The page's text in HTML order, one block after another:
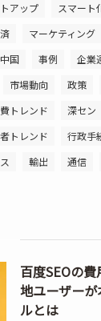
アップ スマート
マーケティング
中国 事例 企業
市場動向 政策
トレンド 深セン
トレンド 行政手
輸出 通信
百度SEOの
地ユーザー
ルとは